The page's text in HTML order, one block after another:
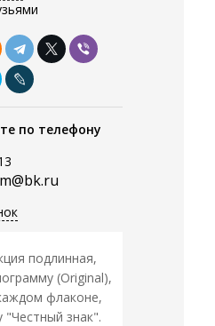
по телефону
подлинная,
(Original),
флаконе,
"Честный знак".